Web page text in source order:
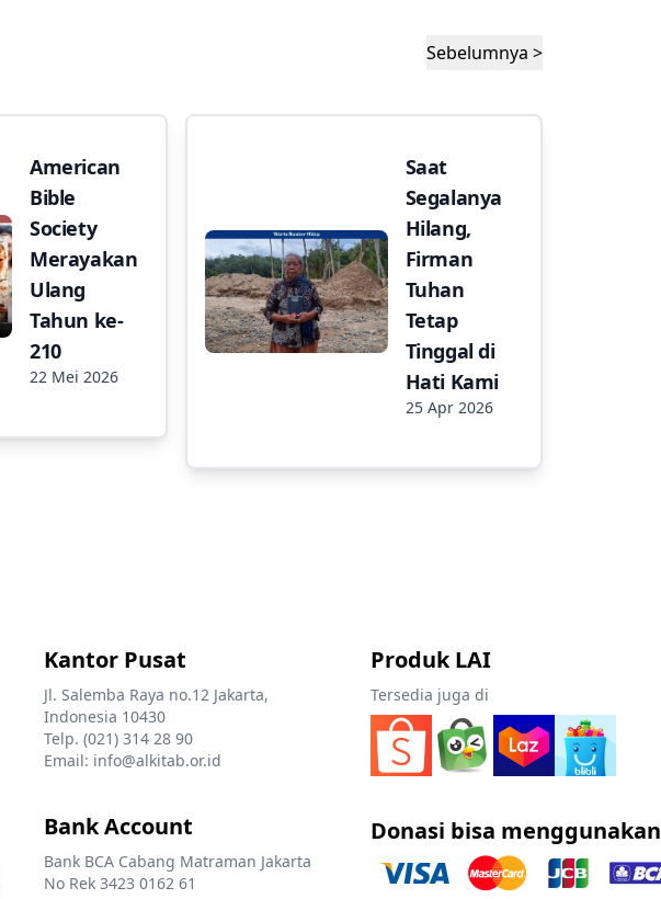
Sebelumnya >
American
Bible
Society
Merayakan
Ulang
Tahun ke-
210
22 Mei 2026
Saat
Segalanya
Hilang,
Firman
Tuhan
Tetap
Tinggal di
Hati Kami
25 Apr 2026
Kantor Pusat
Jl. Salemba Raya no.12 Jakarta,
Indonesia 10430
Telp. (021) 314 28 90
Email: info@alkitab.or.id
Bank Account
Bank BCA Cabang Matraman Jakarta
No Rek 3423 0162 61
Produk LAI
Tersedia juga di
Donasi bisa menggunakan